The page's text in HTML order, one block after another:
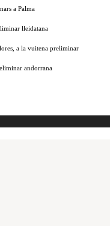
a Palma
lleidatana
a la vuitena preliminar
andorrana